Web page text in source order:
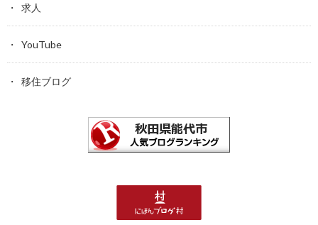
求人
YouTube
移住ブログ